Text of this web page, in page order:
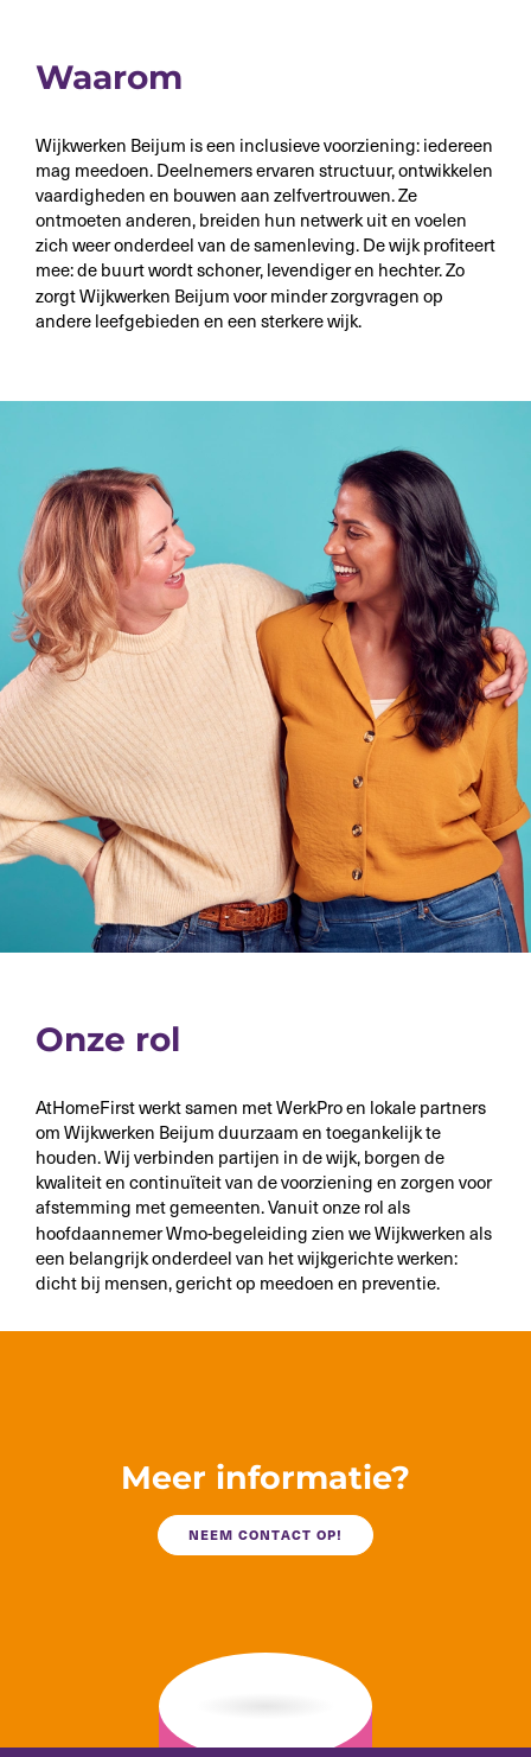
Waarom
Wijkwerken Beijum is een inclusieve voorziening: iedereen
mag meedoen. Deelnemers ervaren structuur, ontwikkelen
vaardigheden en bouwen aan zelfvertrouwen. Ze
ontmoeten anderen, breiden hun netwerk uit en voelen
zich weer onderdeel van de samenleving. De wijk profiteert
mee: de buurt wordt schoner, levendiger en hechter. Zo
zorgt Wijkwerken Beijum voor minderzorgvragen op
andere leefgebieden en een sterkere wijk.
Onze rol
AtHomeFirst werkt samen met WerkPro en lokale partners
om Wijkwerken Beijum duurzaam en toegankelijk te
houden. Wij verbinden partijen in de wijk, borgen de
kwaliteit en continuïteit van de voorziening en zorgen voor
afstemming met gemeenten. Vanuit onze rol als
hoofdaannemerWmo-begeleiding zien we Wijkwerken als
een belangrijk onderdeel van het wijkgerichte werken:
dicht bij mensen, gericht op meedoen en preventie.
Meer informatie?
NEEM CONTACT OP!